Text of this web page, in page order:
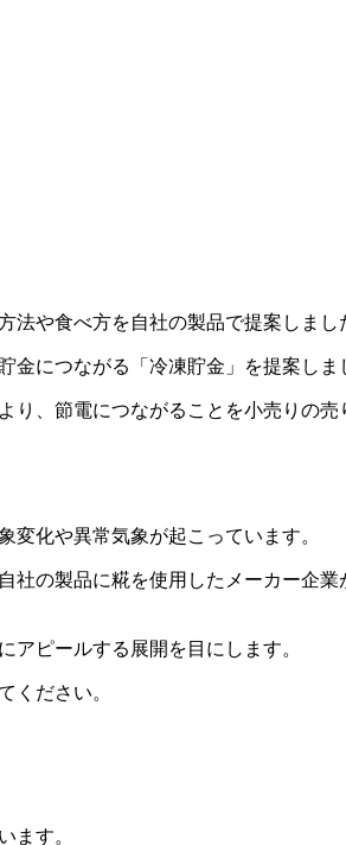
や食べ方を自社の製品で提案しまし
につながる「冷凍貯金」を提案しま
、節電につながることを小売りの売
化や異常気象が起こっています。
の製品に糀を使用したメーカー企
ピールする展開を目にします。
てください。
ます。